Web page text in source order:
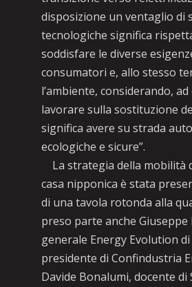
disposizione un ventaglio di
tecnologiche significa
soddisfare le diverse
consumatori e, allo stesso
l’ambiente, considerando,
lavorare sulla sostituzione
significa avere su strada
ecologiche e sicure”.
La strategia della mobilità
casa nipponica è stata
di una tavola rotonda alla
preso parte anche Giuseppe
generale Energy Evolution di
presidente di Confindustria
Davide Bonalumi, docente di